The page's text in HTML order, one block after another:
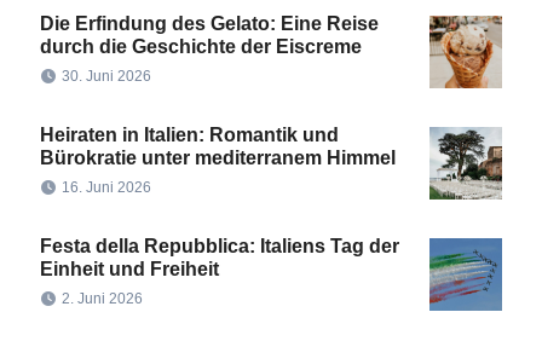
Die Erfindung des Gelato: Eine Reise
durch die Geschichte der Eiscreme
30. Juni 2026
Heiraten in Italien: Romantik und
Bürokratie unter mediterranem Himmel
16. Juni 2026
Festa della Repubblica: Italiens Tag der
Einheit und Freiheit
2. Juni 2026